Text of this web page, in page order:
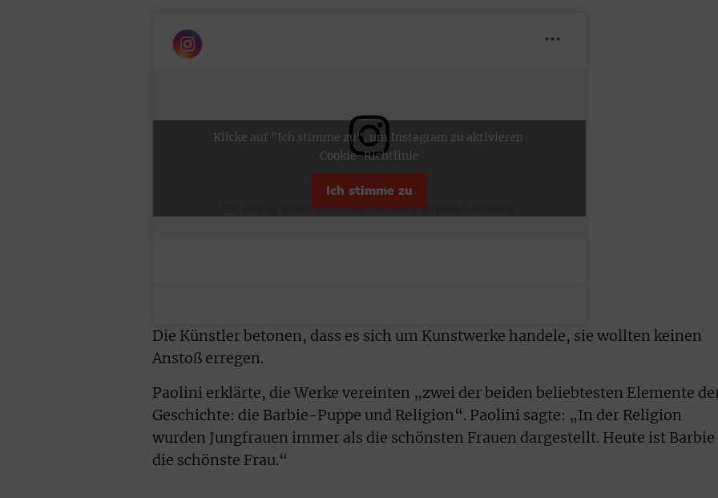
Ein Beitrag geteilt von Pool&marianela (@poolymarianela)
Klicke auf "Ich stimme zu", um Instagram zu aktivieren
Cookie-Richtlinie
Ich stimme zu
Die Künstler betonen, dass es sich um Kunstwerke handele, sie wollten keinen
Anstoß erregen.
Paolini erklärte, die Werke vereinten „zwei der beiden beliebtesten Elemente
Geschichte: die Barbie-Puppe und Religion“. Paolini sagte: „In der Religion
wurden Jungfrauen immer als die schönsten Frauen dargestellt. Heute ist Barbie
die schönste Frau.“